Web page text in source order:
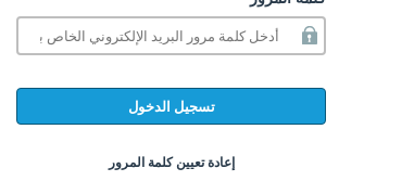
تسجيل الدخول
إعادة تعيين كلمة المرور